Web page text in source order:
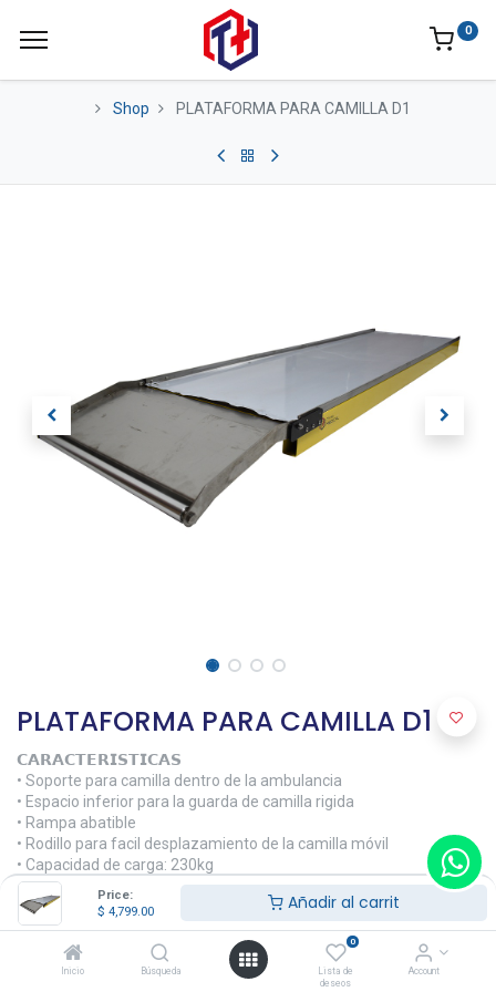
Price:
$ 4,799.00 Añadir al carrit
Inicio Búsqueda
0
Lista de
deseos
Account
0
Shop PLATAFORMA PARA CAMILLA D1
PLATAFORMA PARA CAMILLA D1
𝗖𝗔𝗥𝗔𝗖𝗧𝗘𝗥𝗜𝗦𝗧𝗜𝗖𝗔𝗦
• Soporte para camilla dentro de la ambulancia
• Espacio inferior para la guarda de camilla rigida
• Rampa abatible
• Rodillo para facil desplazamiento de la camilla móvil
• Capacidad de carga: 230kg
𝗠𝗔𝗧𝗘𝗥𝗜𝗔𝗟𝗘𝗦
• Aleación de Aluminio
4,799.00